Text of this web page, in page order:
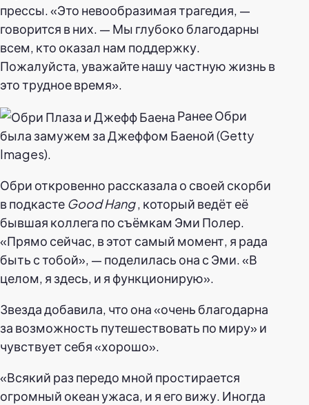
прессы. «Это невообразимая трагедия, —
говорится в них. — Мы глубоко благодарны
всем, кто оказал нам поддержку.
Пожалуйста, уважайте нашу частную жизнь в
это трудное время».
Ранее Обри
была замужем за Джеффом Баеной (Getty
Images).
Обри откровенно рассказала о своей скорби
в подкасте Good Hang, который ведёт её
бывшая коллега по съёмкам Эми Полер.
«Прямо сейчас, в этот самый момент, я рада
быть с тобой», — поделилась она с Эми. «В
целом, я здесь, и я функционирую».
Звезда добавила, что она «очень благодарна
за возможность путешествовать по миру» и
чувствует себя «хорошо».
«Всякий раз передо мной простирается
огромный океан ужаса, и я его вижу. Иногда